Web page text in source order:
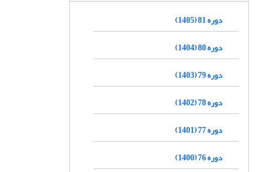
دوره 81 (1405)
دوره 80 (1404)
دوره 79 (1403)
دوره 78 (1402)
دوره 77 (1401)
دوره 76 (1400)